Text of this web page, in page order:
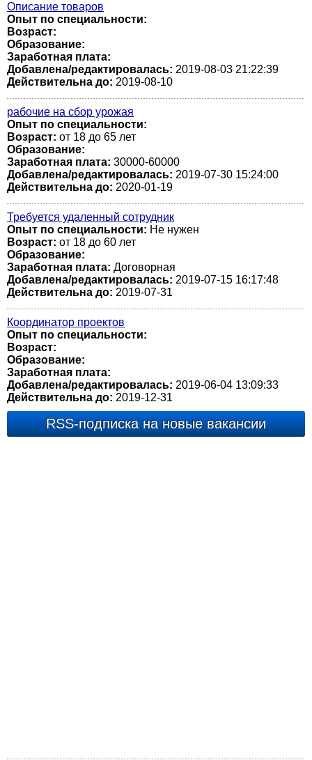
Описание товаров
Опыт по специальности:
Возраст:
Образование:
Заработная плата:
Добавлена/редактировалась: 2019-08-03 21:22:39
Действительна до: 2019-08-10
рабочие на сбор урожая
Опыт по специальности:
Возраст: от 18 до 65 лет
Образование:
Заработная плата: 30000-60000
Добавлена/редактировалась: 2019-07-30 15:24:00
Действительна до: 2020-01-19
Требуется удаленный сотрудник
Опыт по специальности: Не нужен
Возраст: от 18 до 60 лет
Образование:
Заработная плата: Договорная
Добавлена/редактировалась: 2019-07-15 16:17:48
Действительна до: 2019-07-31
Координатор проектов
Опыт по специальности:
Возраст:
Образование:
Заработная плата:
Добавлена/редактировалась: 2019-06-04 13:09:33
Действительна до: 2019-12-31
RSS-подписка на новые вакансии